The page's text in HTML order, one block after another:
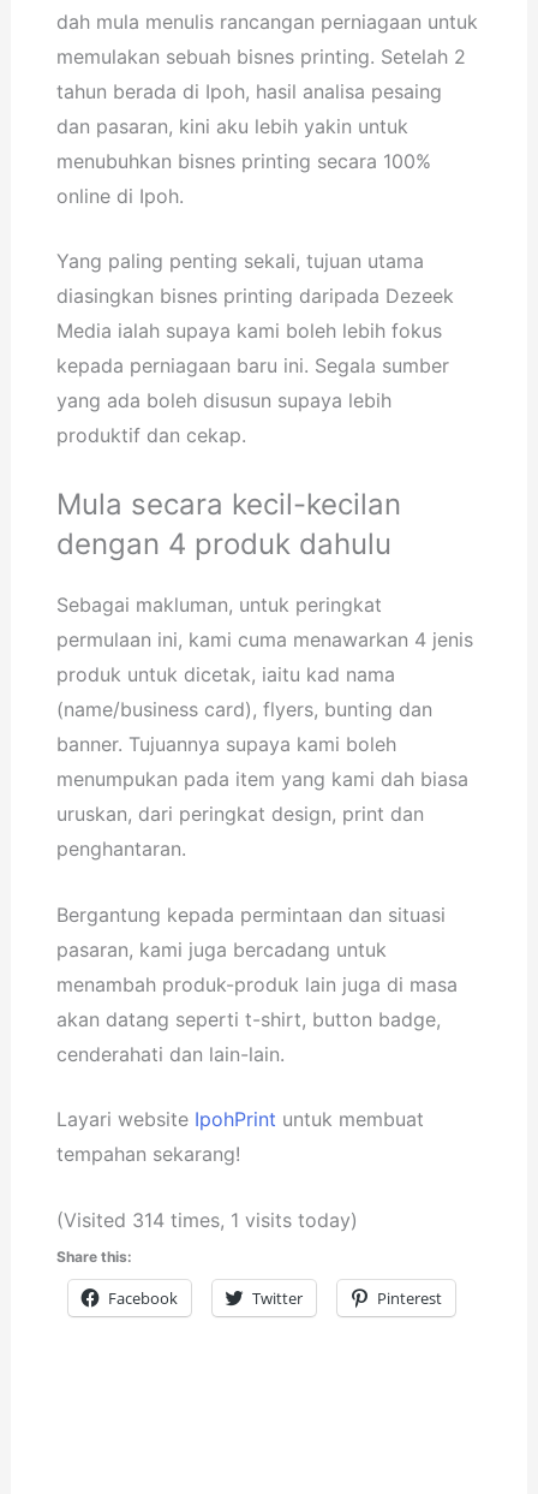
dah mula menulis rancangan perniagaan untuk
memulakan sebuah bisnes printing. Setelah 2
tahun berada di Ipoh, hasil analisa pesaing
dan pasaran, kini aku lebih yakin untuk
menubuhkan bisnes printing secara 100%
online di Ipoh.
Yang paling penting sekali, tujuan utama
diasingkan bisnes printing daripada Dezeek
Media ialah supaya kami boleh lebih fokus
kepada perniagaan baru ini. Segala sumber
yang ada boleh disusun supaya lebih
produktif dan cekap.
Mula secara kecil-kecilan
dengan 4 produk dahulu
Sebagai makluman, untuk peringkat
permulaan ini, kami cuma menawarkan 4 jenis
produk untuk dicetak, iaitu kad nama
(name/business card), flyers, bunting dan
banner. Tujuannya supaya kami boleh
menumpukan pada item yang kami dah biasa
uruskan, dari peringkat design, print dan
penghantaran.
Bergantung kepada permintaan dan situasi
pasaran, kami juga bercadang untuk
menambah produk-produk lain juga di masa
akan datang seperti t-shirt, button badge,
cenderahati dan lain-lain.
Layari website IpohPrint untuk membuat
tempahan sekarang!
(Visited 314 times, 1 visits today)
Share this:
Facebook Twitter Pinterest